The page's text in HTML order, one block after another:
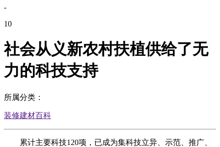
-
10
社会从义新农村扶植供给了无
力的科技支持
所属分类：
装修建材百科
累计主要科技120项，已成为集科技立异、示范、推广、